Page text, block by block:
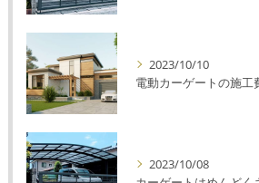
2023/10/10
2023/10/08